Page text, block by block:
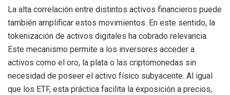
La alta correlación entre distintos activos financieros puede
también amplificar estos movimientos. En este sentido, la
tokenización de activos digitales ha cobrado relevancia.
Este mecanismo permite a los inversores acceder a
activos como el oro, la plata o las criptomonedas sin
necesidad de poseer el activo físico subyacente. Al igual
que los ETF, esta práctica facilita la exposición a precios,